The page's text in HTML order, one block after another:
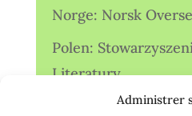
Administrer
Norge: Norsk
Polen:
Literatury
Storbritannien: